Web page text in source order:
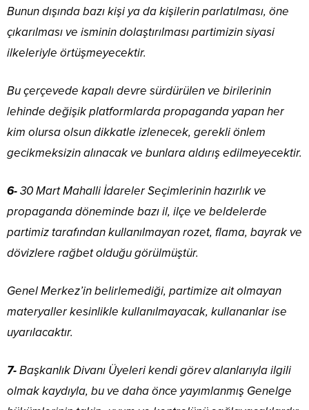
Bunun dışında bazı kişi ya da kişilerin parlatılması, öne
çıkarılması ve isminin dolaştırılması partimizin siyasi
ilkeleriyle örtüşmeyecektir.
Bu çerçevede kapalı devre sürdürülen ve birilerinin
lehinde değişik platformlarda propaganda yapan her
kim olursa olsun dikkatle izlenecek, gerekli önlem
gecikmeksizin alınacak ve bunlara aldırış edilmeyecektir.
6-30 Mart Mahalli İdareler Seçimlerinin hazırlık ve
propaganda döneminde bazı il, ilçe ve beldelerde
partimiz tarafından kullanılmayan rozet, flama, bayrak ve
dövizlere rağbet olduğu görülmüştür.
Genel Merkez’in belirlemediği, partimize ait olmayan
materyaller kesinlikle kullanılmayacak, kullananlar ise
uyarılacaktır.
7-Başkanlık Divanı Üyeleri kendi görev alanlarıyla ilgili
olmak kaydıyla, bu ve daha önce yayımlanmış Genelge